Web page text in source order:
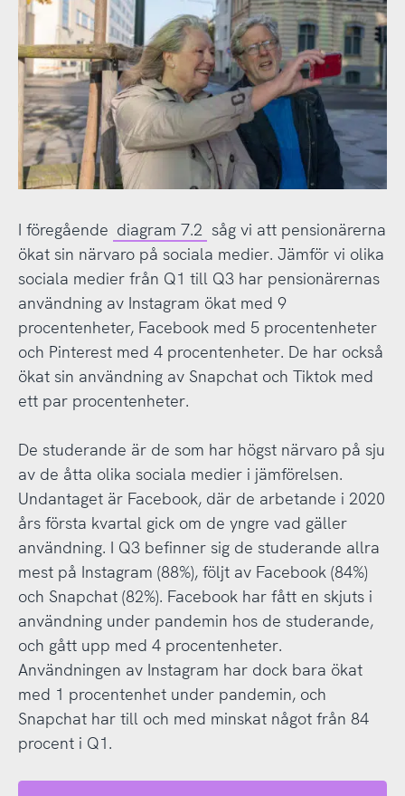
I föregående diagram 7.2 såg vi att pensionärerna
ökat sin närvaro på sociala medier. Jämför vi olika
sociala medier från Q1 till Q3 har pensionärernas
användning av Instagram ökat med 9
procentenheter, Facebook med 5 procentenheter
och Pinterest med 4 procentenheter. De har också
ökat sin användning av Snapchat och Tiktok med
ett par procentenheter.
De studerande är de som har högst närvaro på sju
av de åtta olika sociala medier i jämförelsen.
Undantaget är Facebook, där de arbetande i 2020
års första kvartal gick om de yngre vad gäller
användning. I Q3 befinner sig de studerande allra
mest på Instagram (88%), följt av Facebook (84%)
och Snapchat (82%). Facebook har fått en skjuts i
användning under pandemin hos de studerande,
och gått upp med 4 procentenheter.
Användningen av Instagram har dock bara ökat
med 1 procentenhet under pandemin, och
Snapchat har till och med minskat något från 84
procent i Q1.